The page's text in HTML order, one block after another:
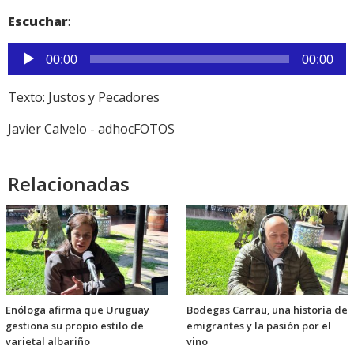
Escuchar:
Reproductor
de
audio
00:00 00:00
Texto: Justos y Pecadores
Javier Calvelo - adhocFOTOS
Relacionadas
Enóloga afirma que Uruguay
gestiona su propio estilo de
varietal albariño
Bodegas Carrau, una historia de
emigrantes y la pasión por el
vino